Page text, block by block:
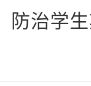
防治学